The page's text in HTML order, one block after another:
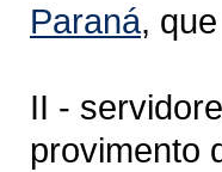
Paraná,
II -
provimento